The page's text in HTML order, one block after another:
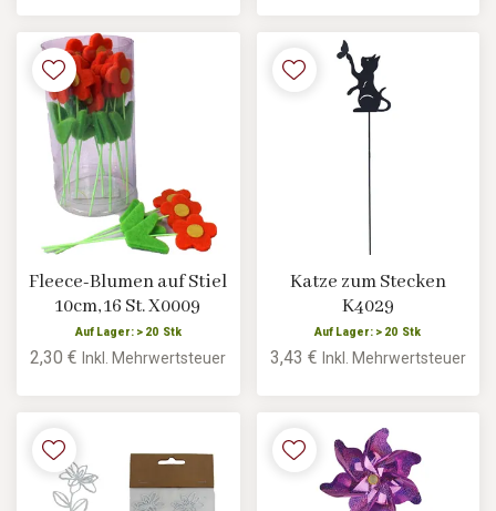
Fleece-Blumen auf Stiel
10cm, 16 St. X0009
Auf Lager: > 20 Stk
2,30 €Inkl. Mehrwertsteuer
Katze zum Stecken
K4029
Auf Lager: > 20 Stk
3,43 € Inkl. Mehrwertsteuer